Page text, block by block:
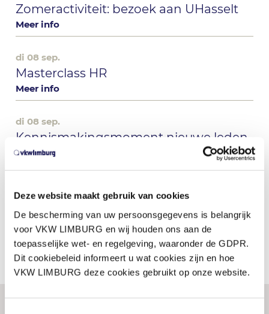
Deze website maakt gebruik van cookies
De bescherming van uw persoonsgegevens is belangrijk
voor VKW LIMBURG en wij houden ons aan de
toepasselijke wet- en regelgeving, waaronder de GDPR.
Dit cookiebeleid informeert u wat cookies zijn en hoe
VKW LIMBURG deze cookies gebruikt op onze website.
Zomeractiviteit: bezoek aan UHasselt
Meer info
di 08 sep.
Masterclass HR
Meer info
di 08 sep.
Kennismakingsmoment nieuwe leden
VKW - editie september
do 10 sep.
People managementvaardigheden
voor eerste leidinggevenden
Meer info